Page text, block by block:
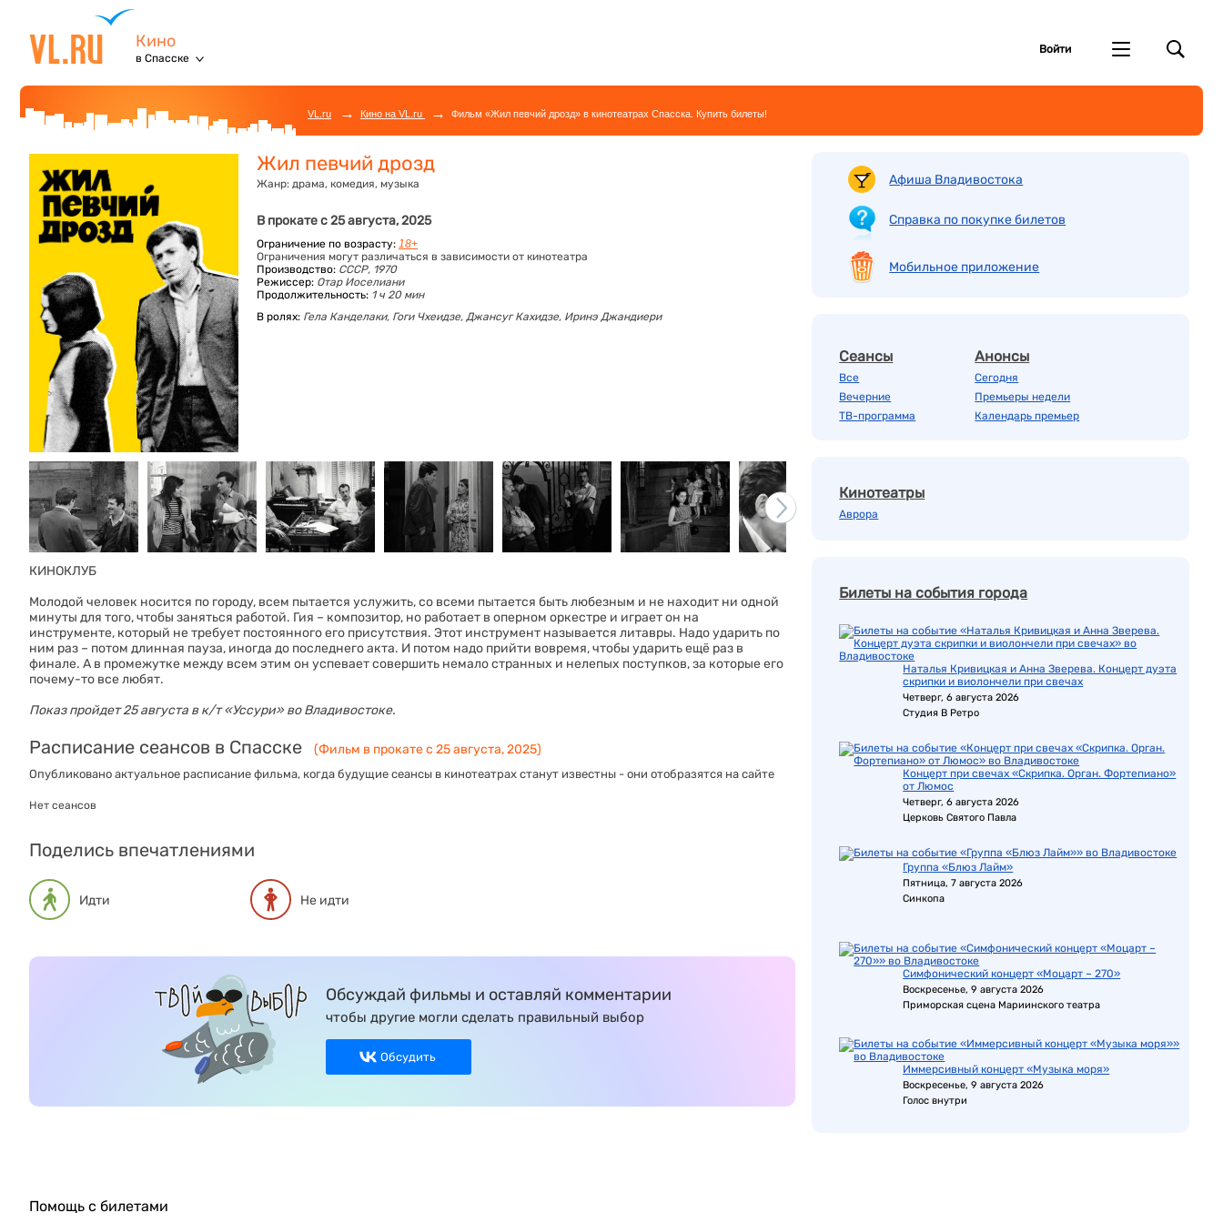
Кино
в Спасске
Войти
VL.ru → Кино на VL.ru → Фильм «Жил певчий дрозд» в кинотеатрах Спасска. Купить билеты!
Жил певчий дрозд
Жанр: драма, комедия, музыка
В прокате с 25 августа, 2025
Ограничение по возрасту: 18+
Ограничения могут различаться в зависимости от кинотеатра
Производство: СССР, 1970
Режиссер: Отар Иоселиани
Продолжительность: 1 ч 20 мин
В ролях: Гела Канделаки, Гоги Чхеидзе, Джансуг Кахидзе, Иринэ Джандиери
КИНОКЛУБ
Молодой человек носится по городу, всем пытается услужить, со всеми пытается быть любезным и не находит ни одной
минуты для того, чтобы заняться работой. Гия – композитор, но работает в оперном оркестре и играет он на
инструменте, который не требует постоянного его присутствия. Этот инструмент называется литавры. Надо ударить по
ним раз – потом длинная пауза, иногда до последнего акта. И потом надо прийти вовремя, чтобы ударить ещё раз в
финале. А в промежутке между всем этим он успевает совершить немало странных и нелепых поступков, за которые его
почему-то все любят.
Показ пройдет 25 августа в к/т «‎Уссури» во Владивостоке.
Расписание сеансов в Спасске (Фильм в прокате с 25 августа, 2025)
Опубликовано актуальное расписание фильма, когда будущие сеансы в кинотеатрах станут известны - они отобразятся на сайте
Нет сеансов
Поделись впечатлениями
Идти Не идти
Обсуждай фильмы и оставляй комментарии
чтобы другие могли сделать правильный выбор
Обсудить
Афиша Владивостока
Справка по покупке билетов
Мобильное приложение
Сеансы
Все
Вечерние
ТВ-программа
Анонсы
Сегодня
Премьеры недели
Календарь премьер
Кинотеатры
Аврора
Билеты на события города
Наталья Кривицкая и Анна Зверева. Концерт дуэта
скрипки и виолончели при свечах
Четверг, 6 августа 2026
Студия В Ретро
Концерт при свечах «Скрипка. Орган. Фортепиано»
от Люмос
Четверг, 6 августа 2026
Церковь Святого Павла
Группа «Блюз Лайм»
Пятница, 7 августа 2026
Синкопа
Симфонический концерт «Моцарт – 270»
Воскресенье, 9 августа 2026
Приморская сцена Мариинского театра
Иммерсивный концерт «Музыка моря»
Воскресенье, 9 августа 2026
Голос внутри
Помощь с билетами